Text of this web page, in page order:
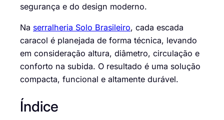
segurança e do design moderno.
Na serralheria Solo Brasileiro, cada escada
caracol é planejada de forma técnica, levando
em consideração altura, diâmetro, circulação e
conforto na subida. O resultado é uma solução
compacta, funcional e altamente durável.
Índice